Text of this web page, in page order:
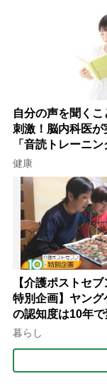
自分の声を聞くこ
刺激！脳内科医が
「音読トレーニ
意
健康
【介護ポストセ
特別企画】ヤング
の認知度は10年
行語大賞にノミネ
暮らし